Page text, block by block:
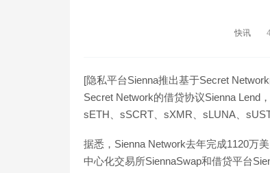
快讯
[隐私平台Sienna推出基于Secret
Secret Network的借贷协议Sienna Lend
sETH、sSCRT、sXMR、sLUNA、
据悉，Sienna Network去年完成1120万
中心化交易所SiennaSwap和借贷平台